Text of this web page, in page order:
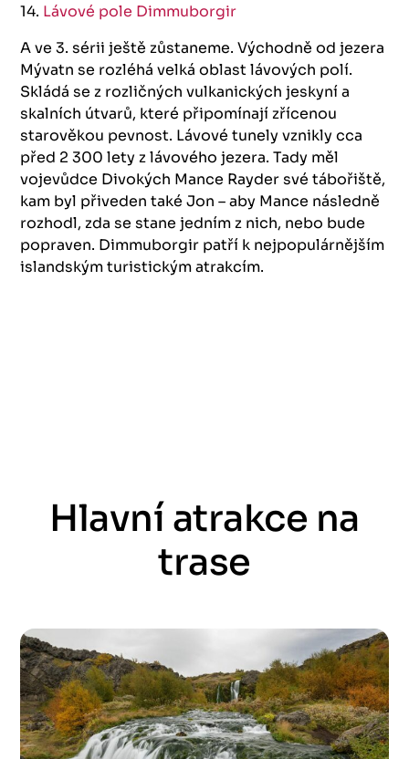
14. Lávové pole Dimmuborgir
A ve 3. sérii ještě zůstaneme. Východně od jezera
Mývatn se rozléhá velká oblast lávových polí.
Skládá se z rozličných vulkanických jeskyní a
skalních útvarů, které připomínají zřícenou
starověkou pevnost. Lávové tunely vznikly cca
před 2 300 lety z lávového jezera. Tady měl
vojevůdce Divokých Mance Rayder své tábořiště,
kam byl přiveden také Jon – aby Mance následně
rozhodl, zda se stane jedním z nich, nebo bude
popraven. Dimmuborgir patří k nejpopulárnějším
islandským turistickým atrakcím.
Hlavní atrakce na
trase